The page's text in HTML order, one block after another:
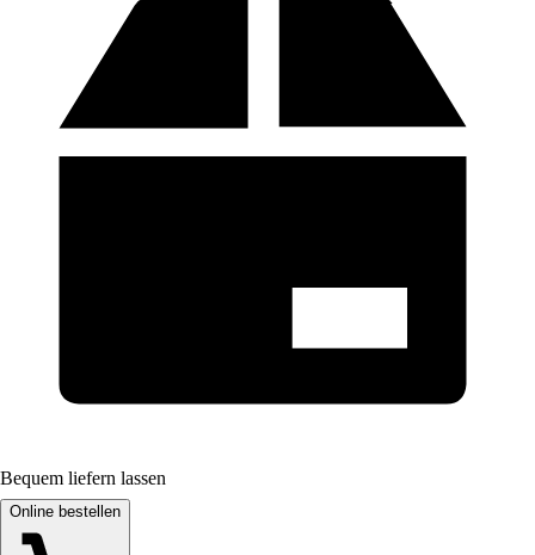
Bequem liefern lassen
Online bestellen